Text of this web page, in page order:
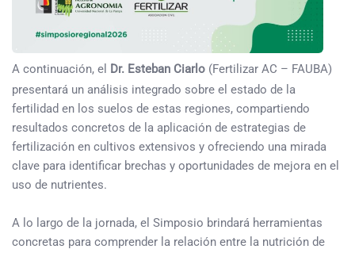
A continuación, el Dr. Esteban Ciarlo (Fertilizar AC – FAUBA)
presentará un análisis integrado sobre el estado de la
fertilidad en los suelos de estas regiones, compartiendo
resultados concretos de la aplicación de estrategias de
fertilización en cultivos extensivos y ofreciendo una mirada
clave para identificar brechas y oportunidades de mejora en el
uso de nutrientes.
A lo largo de la jornada, el Simposio brindará herramientas
concretas para comprender la relación entre la nutrición de